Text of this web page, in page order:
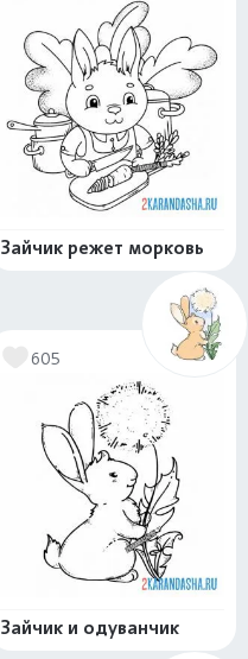
Зайчик режет морковь
605
Зайчик и одуванчик